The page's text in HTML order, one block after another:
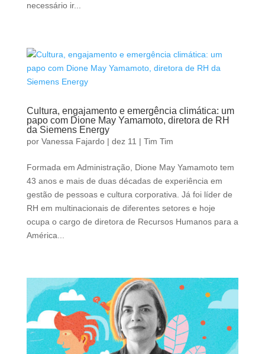
necessário ir...
Cultura, engajamento e emergência climática: um
papo com Dione May Yamamoto, diretora de RH
da Siemens Energy
por Vanessa Fajardo| dez 11 | Tim Tim
Formada em Administração, Dione May Yamamoto tem
43 anos e mais de duas décadas de experiência em
gestão de pessoas e cultura corporativa. Já foi líder de
RH em multinacionais de diferentes setores e hoje
ocupa o cargo de diretora de Recursos Humanos para a
América...